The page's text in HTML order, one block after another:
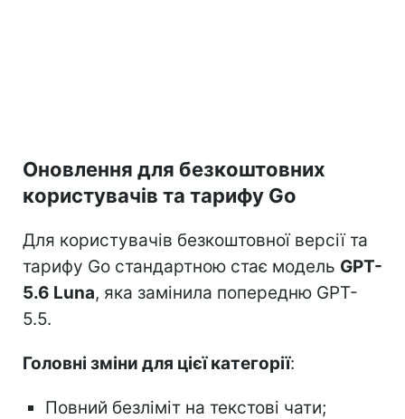
Оновлення для безкоштовних
користувачів та тарифу Go
Для користувачів безкоштовної версії та
тарифу Go стандартною стає модель GPT-
5.6 Luna, яка замінила попередню GPT-
5.5.
Головні зміни для цієї категорії:
Повний безліміт на текстові чати;